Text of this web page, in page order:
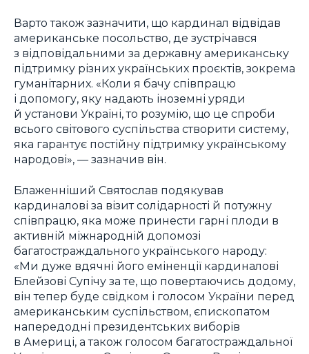
Варто також зазначити, що кардинал відвідав
американське посольство, де зустрічався
з відповідальними за державну американську
підтримку різних українських проєктів, зокрема
гуманітарних. «Коли я бачу співпрацю
і допомогу, яку надають іноземні уряди
й установи Україні, то розумію, що це спроби
всього світового суспільства створити систему,
яка гарантує постійну підтримку українському
народові», — зазначив він.
Блаженніший Святослав подякував
кардиналові за візит солідарності й потужну
співпрацю, яка може принести гарні плоди в
активній міжнародній допомозі
багатостраждального українського народу:
«Ми дуже вдячні його еміненції кардиналові
Блейзові Супічу за те, що повертаючись додому,
він тепер буде свідком і голосом України перед
американським суспільством, єпископатом
напередодні президентських виборів
в Америці, а також голосом багатостраждальної